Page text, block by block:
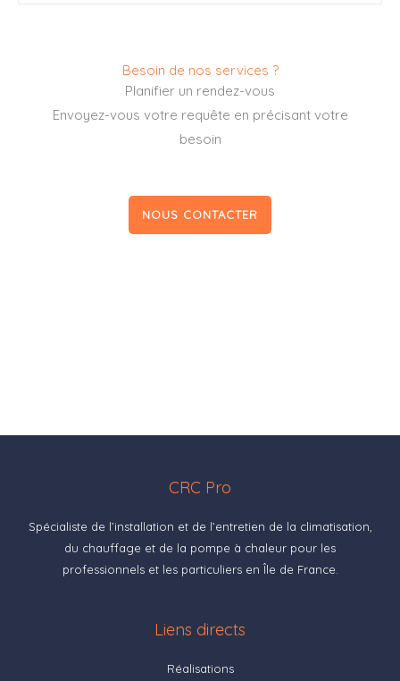
Besoin de nos services ?
Planifier un rendez-vous
Envoyez-vous votre requête en précisant votre
besoin
NOUS CONTACTER
CRC Pro
Spécialiste de l’installation et de l’entretien de la climatisation,
du chauffage et de la pompe à chaleur pour les
professionnels et les particuliers en Île de France.
Liens directs
Réalisations